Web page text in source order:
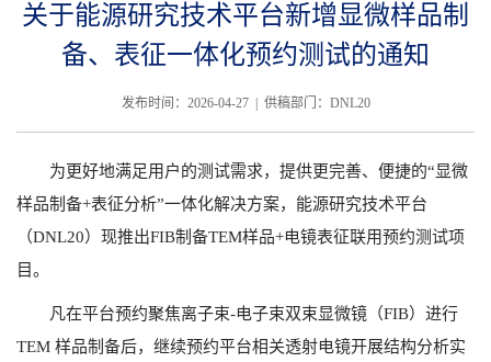
关于能源研究技术平台新增显微样品制
备、表征一体化预约测试的通知
发布时间：2026-04-27 | 供稿部门：DNL20
为更好地满足用户的测试需求，提供更完善、便捷的“显微
样品制备+表征分析”一体化解决方案，能源研究技术平台
（DNL20）现推出FIB制备TEM样品+电镜表征联用预约测试项
目。
凡在平台预约聚焦离子束-电子束双束显微镜（FIB）进行
TEM 样品制备后，继续预约平台相关透射电镜开展结构分析实